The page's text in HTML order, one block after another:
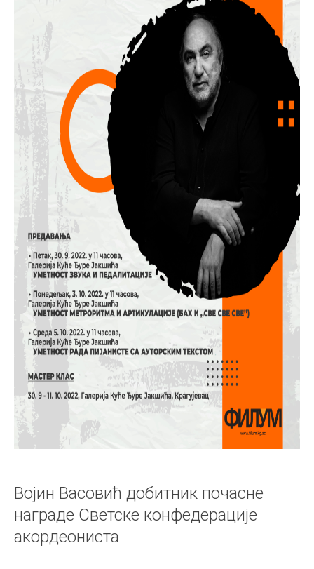
Војин Васовић добитник почасне
награде Светске конфедерације
акордеониста